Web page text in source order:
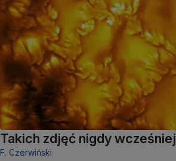
Takich zdjęć nigdy
F. Czerwiński